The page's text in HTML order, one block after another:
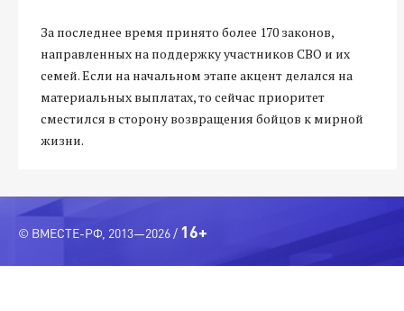
За последнее время принято более 170 законов,
направленных на поддержку участников СВО и их
семей. Если на начальном этапе акцент делался на
материальных выплатах, то сейчас приоритет
сместился в сторону возвращения бойцов к мирной
жизни.
© ВМЕСТЕ-РФ, 2013—2026 / 16+